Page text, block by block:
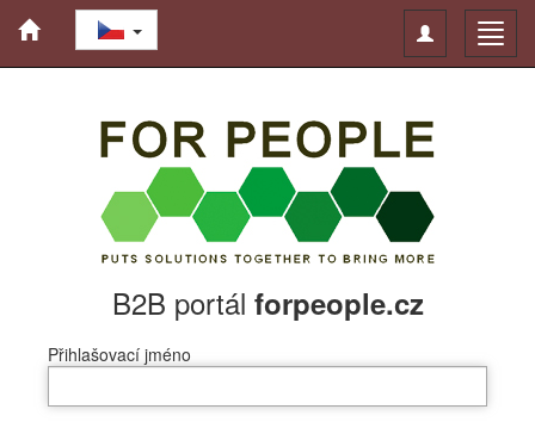
Toggle
navigation
B2B portál forpeople.cz
Přihlašovací jméno